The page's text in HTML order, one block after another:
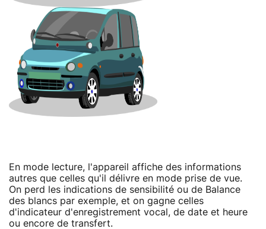
En mode lecture, l'appareil affiche des informations
autres que celles qu'il délivre en mode prise de vue.
On perd les indications de sensibilité ou de Balance
des blancs par exemple, et on gagne celles
d'indicateur d'enregistrement vocal, de date et heure
ou encore de transfert.